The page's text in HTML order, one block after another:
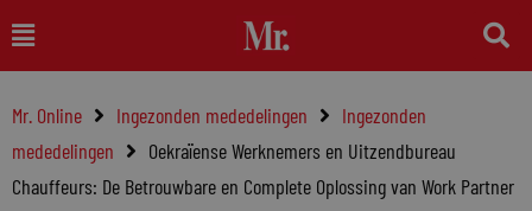
naar
inhoud
Main
Menu
Mr. Online Ingezonden mededelingen
Ingezonden
mededelingen
Oekraïense Werknemers en Uitzendbureau
Chauffeurs: De Betrouwbare en Complete Oplossing van Work Partner